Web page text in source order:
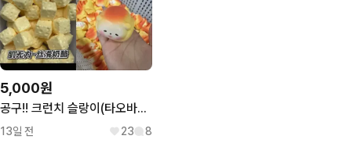
5,000원
공구!! 크런치 슬랑이(타오바오)
13일 전 23 8